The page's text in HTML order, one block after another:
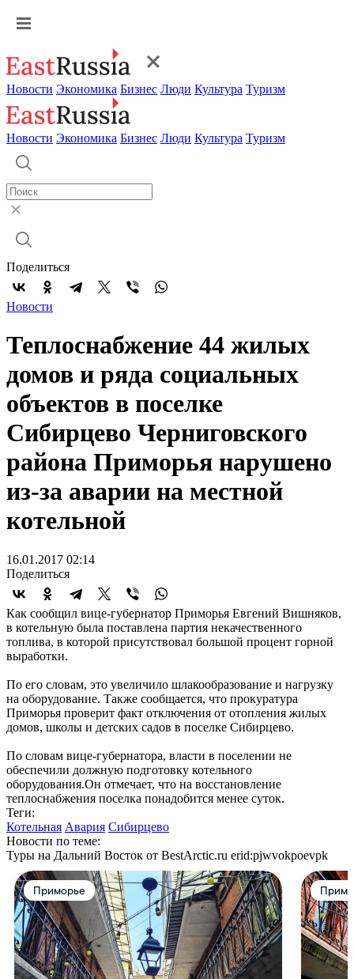
Новости Экономика Бизнес Люди Культура Туризм
Новости Экономика Бизнес Люди Культура Туризм
Поделиться
Новости
Теплоснабжение 44 жилых
домов и ряда социальных
объектов в поселке
Сибирцево Черниговского
района Приморья нарушено
из-за аварии на местной
котельной
16.01.2017 02:14
Поделиться
Как сообщил вице-губернатор Приморья Евгений Вишняков,
в котельную была поставлена партия некачественного
топлива, в которой присутствовал большой процент горной
выработки.
По его словам, это увеличило шлакообразование и нагрузку
на оборудование. Также сообщается, что прокуратура
Приморья проверит факт отключения от отопления жилых
домов, школы и детских садов в поселке Сибирцево.
По словам вице-губернатора, власти в поселении не
обеспечили должную подготовку котельного
оборудования.Он отмечает, что на восстановление
теплоснабжения поселка понадобится менее суток.
Теги:
Котельная Авария Сибирцево
Новости по теме:
Туры на Дальний Восток от BestArctic.ru erid:pjwvokpoevpk